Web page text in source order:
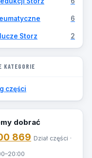
6
Storz 2
KATEGORIE
części
dobrać
869 Dział części ·